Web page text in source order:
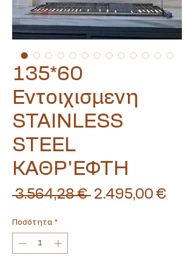
135*60
Εντοιχισμενη
STAINLESS
STEEL
ΚΑΘΡ'ΕΦΤΗ
3.564,28 € Κανονική
2.495,00 €
Ποσότητα *